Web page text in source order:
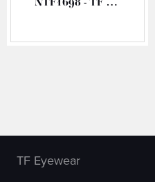
TF Eyewear